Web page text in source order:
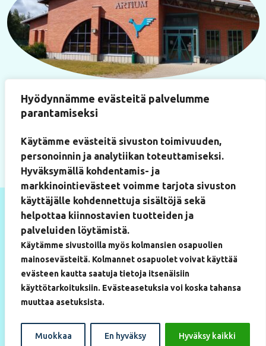
Hyödynnämme evästeitä palvelumme
parantamiseksi
Käytämme evästeitä sivuston toimivuuden,
personoinnin ja analytiikan toteuttamiseksi.
Hyväksymällä kohdentamis- ja
markkinointievästeet voimme tarjota sivuston
käyttäjälle kohdennettuja sisältöjä sekä
helpottaa kiinnostavien tuotteiden ja
palveluiden löytämistä.
Käytämme sivustoilla myös kolmansien osapuolien
mainosevästeitä. Kolmannet osapuolet voivat käyttää
evästeen kautta saatuja tietoja itsenäisiin
käyttötarkoituksiin. Evästeasetuksia voi koska tahansa
muuttaa asetuksista.
Muokkaa En hyväksy Hyväksy kaikki
Käyntiosoite
Paukkulantie 22
50170 Mikkeli